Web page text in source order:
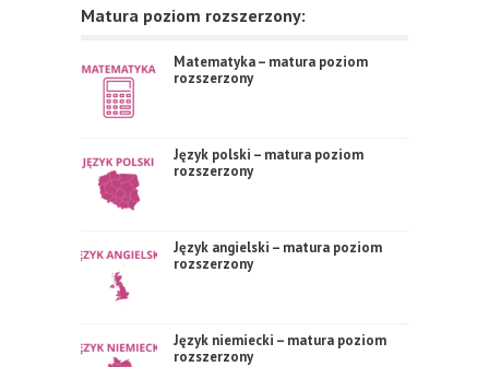
Matura poziom rozszerzony:
Matematyka – matura poziom
rozszerzony
Język polski – matura poziom
rozszerzony
Język angielski – matura poziom
rozszerzony
Język niemiecki – matura poziom
rozszerzony